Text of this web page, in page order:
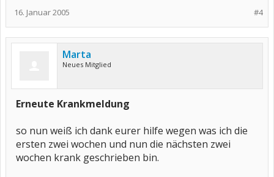
#4
16. Januar 2005
Marta
Neues Mitglied
Erneute Krankmeldung
so nun weiß ich dank eurer hilfe wegen was ich die
ersten zwei wochen und nun die nächsten zwei
wochen krank geschrieben bin.